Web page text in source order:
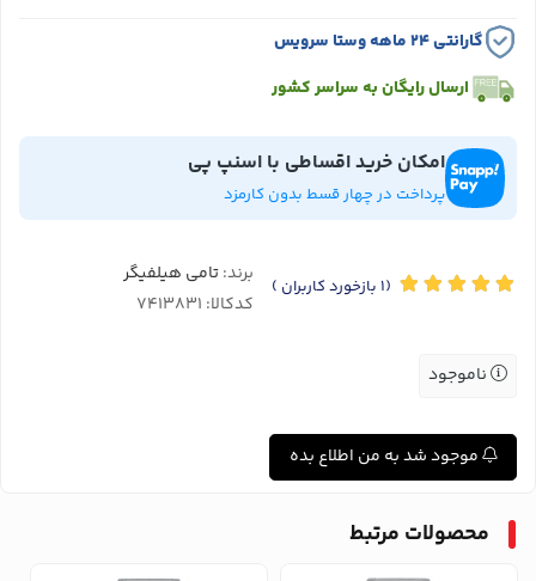
گارانتی ۲۴ ماهه وستا سرویس
ارسال رایگان به سراسر کشور
امکان خرید اقساطی با اسنپ پی
پرداخت در چهار قسط بدون کارمزد
(1 بازخورد کاربران ) برند:تامی هیلفیگر
کدکالا:
ناموجود
موجود شد به من اطلاع بده
محصولات مرتبط